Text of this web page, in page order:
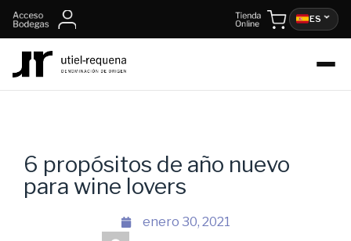
ES
6 propósitos de año nuevo
para wine lovers
enero 30, 2021